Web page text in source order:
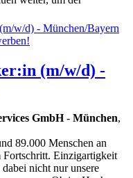
(m/w/d) -
GmbH- München,
89.000 Menschen an
Fortschritt. Einzigartigkeit
nicht nur unsere